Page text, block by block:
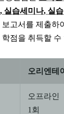
, 실습세미나, 실
보고서를 제출하
점을 취득할 수
오리엔테
오프라인
1 회